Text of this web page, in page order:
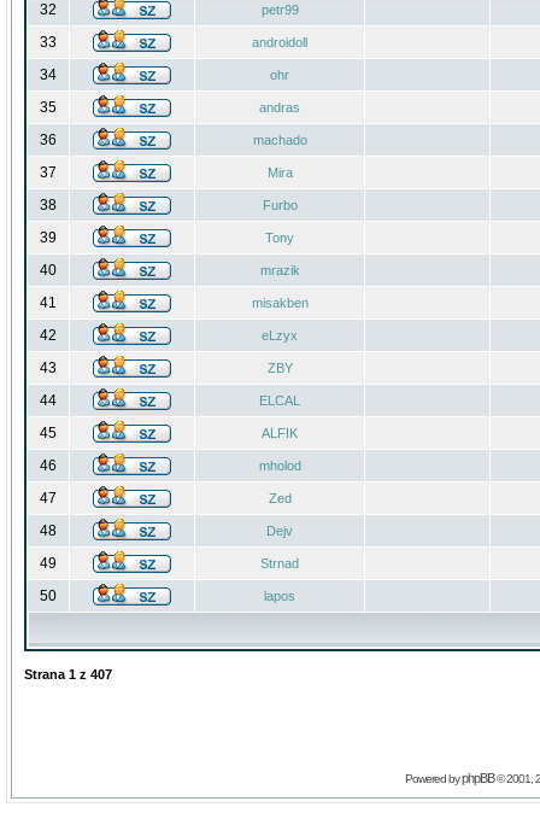
32 petr99
33 androidoll
34 ohr
35 andras
36 machado
37 Mira
38 Furbo
39 Tony
40 mrazik
41 misakben
42 eLzyx
43 ZBY
44 ELCAL
45 ALFIK
46 mholod
47 Zed
48 Dejv
49 Strnad
50 lapos
Strana 1 z 407
Powered byphpBB© 2001,